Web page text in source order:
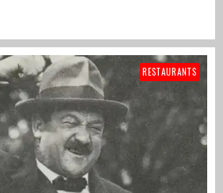
RESTAURANTS